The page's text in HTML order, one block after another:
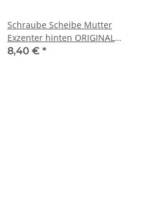
Schraube Scheibe Mutter
Exzenter hinten ORIGINAL
Mercedes 1403501170
8,40 € *